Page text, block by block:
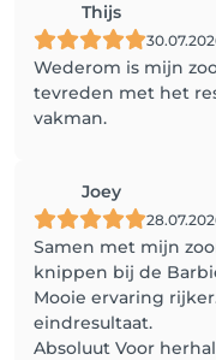
Thijs
Wederom is mijn
tevreden met het
vakman.
Joey
Samen met mijn
knippen bij de
Mooie ervaring
eindresultaat.
Absoluut Voor